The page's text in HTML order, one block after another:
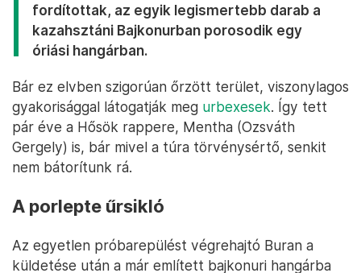
fordítottak, az egyik legismertebb darab a
kazahsztáni Bajkonurban porosodik egy
óriási hangárban.
Bár ez elvben szigorúan őrzött terület, viszonylagos
gyakorisággal látogatják meg urbexesek. Így tett
pár éve a Hősök rappere, Mentha (Ozsváth
Gergely) is, bár mivel a túra törvénysértő, senkit
nem bátorítunk rá.
A porlepte űrsikló
Az egyetlen próbarepülést végrehajtó Buran a
küldetése után a már említett bajkonuri hangárba